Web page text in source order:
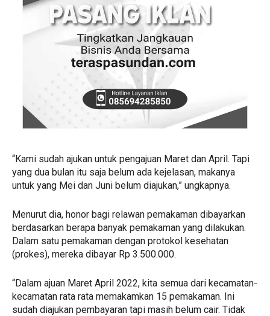
“Kami sudah ajukan untuk pengajuan Maret dan April. Tapi
yang dua bulan itu saja belum ada kejelasan, makanya
untuk yang Mei dan Juni belum diajukan,” ungkapnya.
Menurut dia, honor bagi relawan pemakaman dibayarkan
berdasarkan berapa banyak pemakaman yang dilakukan.
Dalam satu pemakaman dengan protokol kesehatan
(prokes), mereka dibayar Rp 3.500.000.
“Dalam ajuan Maret April 2022, kita semua dari kecamatan-
kecamatan rata rata memakamkan 15 pemakaman. Ini
sudah diajukan pembayaran tapi masih belum cair. Tidak